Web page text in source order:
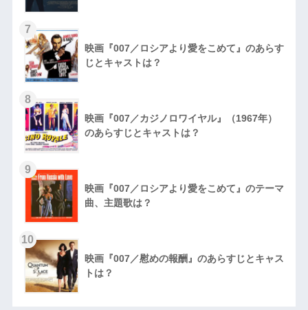
7
映画『007／ロシアより愛をこめて』のあらす
じとキャストは？
8
映画『007／カジノロワイヤル』（1967年）
のあらすじとキャストは？
9
映画『007／ロシアより愛をこめて』のテーマ
曲、主題歌は？
10
映画『007／慰めの報酬』のあらすじとキャス
トは？